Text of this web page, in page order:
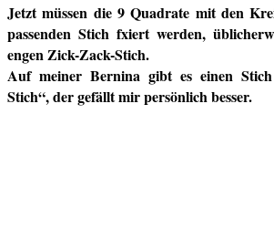
Jetzt müssen die 9 Quadrate mit den
passenden Stich fxiert werden,
engen Zick-Zack-Stich.
Auf meiner Bernina gibt es einen
Stich“, der gefällt mir persönlich besser.